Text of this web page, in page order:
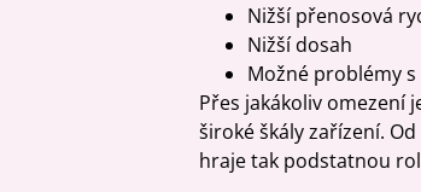
Nižší přenosová
Nižší dosah
Možné problémy
Přes jakákoliv
široké škály zařízení.
hraje tak podstatnou